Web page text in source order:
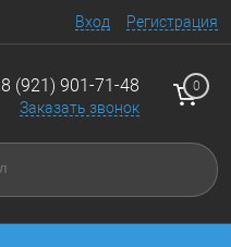
Вход Регистрация
8 (921) 901-71-48
Заказать звонок
0